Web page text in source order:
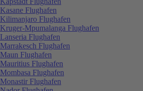
Kasane Flughafen
Kilimanjaro Flughafen
Kruger-Mpumalanga Flughafen
Lanseria Flughafen
Marrakesch Flughafen
Maun Flughafen
Mauritius Flughafen
Mombasa Flughafen
Monastir Flughafen